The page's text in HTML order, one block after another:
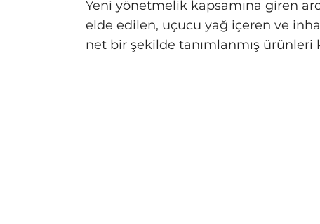
Yeni yönetmelik kapsamına giren
elde edilen, uçucu yağ içeren ve
net bir şekilde tanımlanmış ürünleri